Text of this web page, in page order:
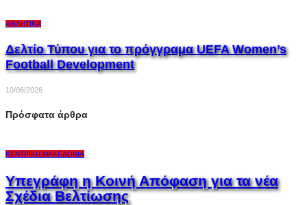
ΑΘΛΗΤΙΚΆ
Δελτίο Τύπου για το πρόγγραμα UEFA Women’s
Football Development
10/06/2026
Πρόσφατα άρθρα
ΚΕΝΤΡΙΚΉ ΜΑΚΕΔΟΝΊΑ
Υπεγράφη η Κοινή Απόφαση για τα νέα
Σχέδια Βελτίωσης